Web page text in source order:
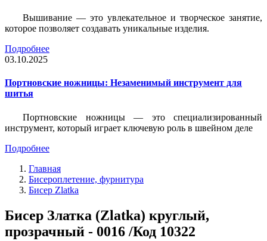
Вышивание — это увлекательное и творческое занятие,
которое позволяет создавать уникальные изделия.
Подробнее
03.10.2025
Портновские ножницы: Незаменимый инструмент для
шитья
Портновские ножницы — это специализированный
инструмент, который играет ключевую роль в швейном деле
Подробнее
Главная
Бисероплетение, фурнитура
Бисер Zlatka
Бисер Златка (Zlatka) круглый,
прозрачный - 0016 /Код 10322